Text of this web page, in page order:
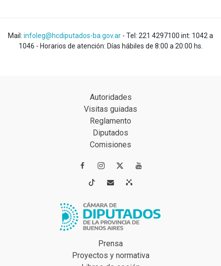
Mail: infoleg@hcdiputados-ba.gov.ar - Tel: 221 4297100 int: 1042 a
1046 - Horarios de atención: Días hábiles de 8:00 a 20:00 hs.
Autoridades
Visitas guiadas
Reglamento
Diputados
Comisiones
 
 
Prensa
Proyectos y normativa